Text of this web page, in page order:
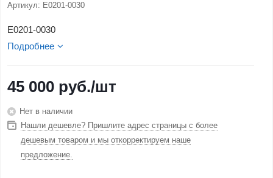
Артикул: Е0201-0030
Е0201-0030
Подробнее
45 000 руб./шт
Нет в наличии
Нашли дешевле? Пришлите адрес страницы с более
дешевым товаром и мы откорректируем наше
предложение.